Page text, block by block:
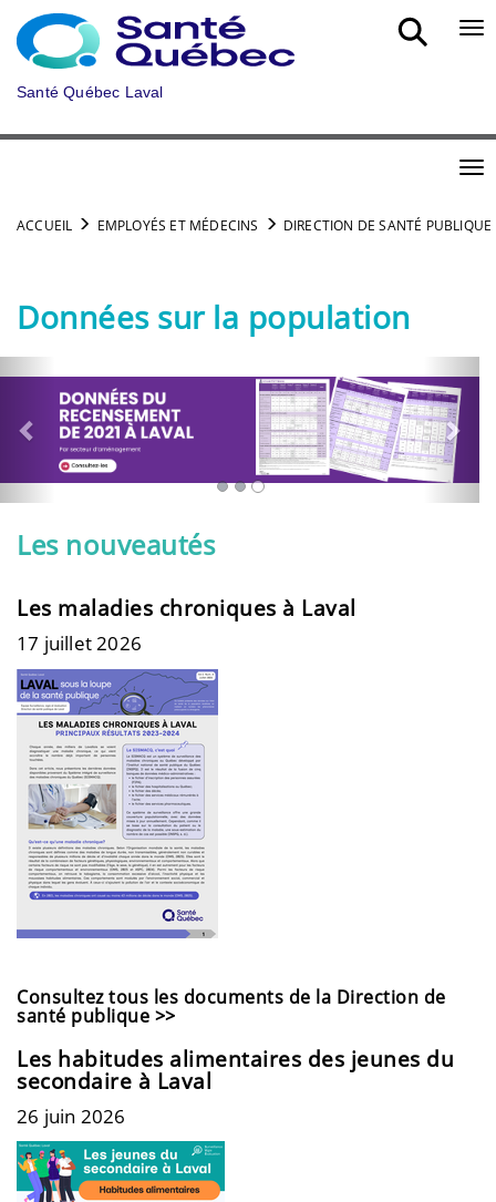
Aller au menu principal
Santé Québec Laval
ACCUEIL EMPLOYÉS ET MÉDECINS DIRECTION DE SANTÉ PUBLIQUE
Données sur la population
Les nouveautés
Les maladies chroniques à Laval
17 juillet 2026
Consultez tous les documents de la Direction de
santé publique >>
Les habitudes alimentaires des jeunes du
secondaire à Laval
26 juin 2026